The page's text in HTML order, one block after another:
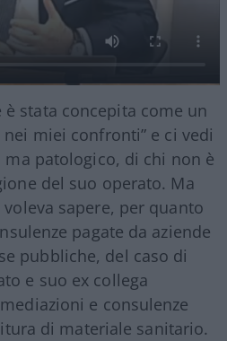
è stata concepita come un
miei confronti” e ci vedi
patologico, di chi non è
del suo operato. Ma
sapere, per quanto
pagate da aziende
pubbliche, del caso di
e suo ex collega
e consulenze
di materiale sanitario.